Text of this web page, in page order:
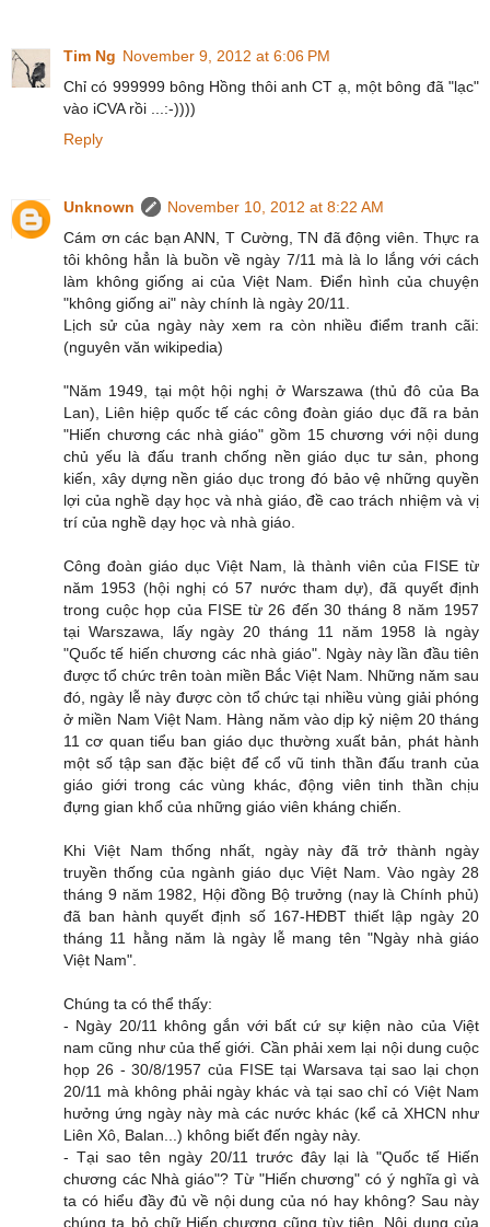
Tim Ng November 9, 2012 at 6:06 PM
Chỉ có 999999 bông Hồng thôi anh CT ạ, một bông đã "lạc"
vào iCVA rồi ...:-))))
Reply
Unknown
November 10, 2012 at 8:22 AM
Cám ơn các bạn ANN, T Cường, TN đã động viên. Thực ra
tôi không hẳn là buồn về ngày 7/11 mà là lo lắng với cách
làm không giống ai của Việt Nam. Điển hình của chuyện
"không giống ai" này chính là ngày 20/11.
Lịch sử của ngày này xem ra còn nhiều điểm tranh cãi:
(nguyên văn wikipedia)
"Nǎm 1949, tại một hội nghị ở Warszawa (thủ đô của Ba
Lan), Liên hiệp quốc tế các công đoàn giáo dục đã ra bản
"Hiến chương các nhà giáo" gồm 15 chương với nội dung
chủ yếu là đấu tranh chống nền giáo dục tư sản, phong
kiến, xây dựng nền giáo dục trong đó bảo vệ những quyền
lợi của nghề dạy học và nhà giáo, đề cao trách nhiệm và vị
trí của nghề dạy học và nhà giáo.
Công đoàn giáo dục Việt Nam, là thành viên của FISE từ
năm 1953 (hội nghị có 57 nước tham dự), đã quyết định
trong cuộc họp của FISE từ 26 đến 30 tháng 8 năm 1957
tại Warszawa, lấy ngày 20 tháng 11 năm 1958 là ngày
"Quốc tế hiến chương các nhà giáo". Ngày này lần đầu tiên
được tổ chức trên toàn miền Bắc Việt Nam. Những nǎm sau
đó, ngày lễ này được còn tổ chức tại nhiều vùng giải phóng
ở miền Nam Việt Nam. Hàng nǎm vào dịp kỷ niệm 20 tháng
11 cơ quan tiểu ban giáo dục thường xuất bản, phát hành
một số tập san đặc biệt để cổ vũ tinh thần đấu tranh của
giáo giới trong các vùng khác, động viên tinh thần chịu
đựng gian khổ của những giáo viên kháng chiến.
Khi Việt Nam thống nhất, ngày này đã trở thành ngày
truyền thống của ngành giáo dục Việt Nam. Vào ngày 28
tháng 9 năm 1982, Hội đồng Bộ trưởng (nay là Chính phủ)
đã ban hành quyết định số 167-HĐBT thiết lập ngày 20
tháng 11 hằng năm là ngày lễ mang tên "Ngày nhà giáo
Việt Nam".
Chúng ta có thể thấy:
- Ngày 20/11 không gắn với bất cứ sự kiện nào của Việt
nam cũng như của thế giới. Cần phải xem lại nội dung cuộc
họp 26 - 30/8/1957 của FISE tại Warsava tại sao lại chọn
20/11 mà không phải ngày khác và tại sao chỉ có Việt Nam
hưởng ứng ngày này mà các nước khác (kể cả XHCN như
Liên Xô, Balan...) không biết đến ngày này.
- Tại sao tên ngày 20/11 trước đây lại là "Quốc tế Hiến
chương các Nhà giáo"? Từ "Hiến chương" có ý nghĩa gì và
ta có hiểu đầy đủ về nội dung của nó hay không? Sau này
chúng ta bỏ chữ Hiến chương cũng tùy tiện. Nội dung của